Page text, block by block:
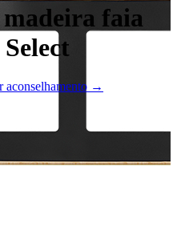
faia
aconselhamento →